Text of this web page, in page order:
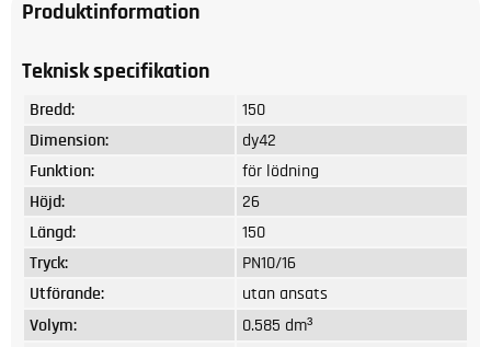
Produktinformation
Teknisk specifikation
Bredd:
150
Dimension:
dy42
Funktion:
för lödning
Höjd:
26
Längd:
150
Tryck:
PN10/16
Utförande:
utan ansats
Volym:
0.585 dm³